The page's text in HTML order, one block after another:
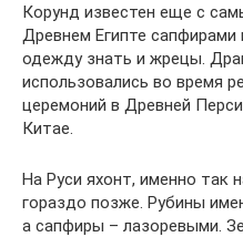
Корунд известен еще с
Древнем Египте
одежду знать и жрецы.
использовались во время
церемоний в Древней
Китае.
На Руси яхонт, именно так
гораздо позже. Рубины
а сапфиры – лазоревыми.